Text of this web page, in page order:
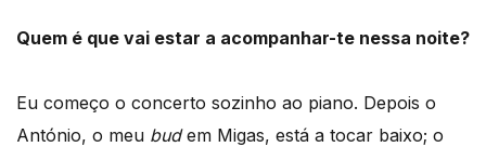
Quem é que vai estar a acompanhar-te nessa noite?
Eu começo o concerto sozinho ao piano. Depois o
António, o meu budem Migas, está a tocar baixo; o